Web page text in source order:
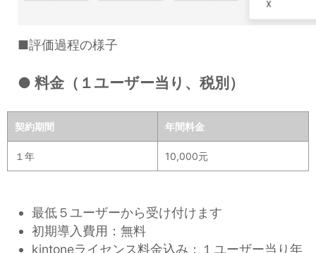
■評価過程の様子
● 料金（１ユーザー当り、税別）
契約期間 年間料金
１年 10,000元
最低５ユーザーから受け付けます
初期導入費用：無料
kintoneライセンス料金込み：１ユーザー当り年